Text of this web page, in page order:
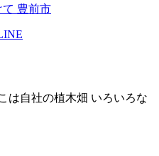
豊前市
は自社の植木畑 いろいろな